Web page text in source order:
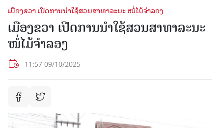
ເມືອງຂວາ ເປີດການນໍາໃຊ້ສວນສາທາລະນະ ໜໍ່ໄມ້ຈໍາລອງ
ເມືອງຂວາ ເປີດການນໍາໃຊ້ສວນສາທາລະນະ
ໜໍ່ໄມ້ຈໍາລອງ
11:57 09/10/2025